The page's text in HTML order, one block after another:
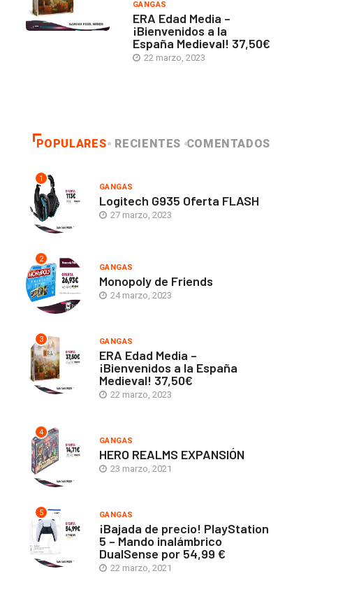
GANGAS
ERA Edad Media –
¡Bienvenidos a la
España Medieval! 37,50€
22 marzo, 2023
POPULARES RECIENTES COMENTADOS
1
GANGAS
Logitech G935 Oferta FLASH
27 marzo, 2023
2
GANGAS
Monopoly de Friends
24 marzo, 2023
3 GANGAS
ERA Edad Media –
¡Bienvenidos a la España
Medieval! 37,50€
22 marzo, 2023
4
GANGAS
HERO REALMS EXPANSIÓN
23 marzo, 2021
5 GANGAS
¡Bajada de precio! PlayStation
5 – Mando inalámbrico
DualSense por 54,99 €
22 marzo, 2021